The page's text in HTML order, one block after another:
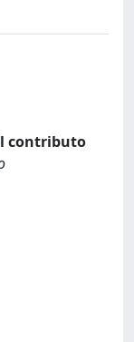
contributo